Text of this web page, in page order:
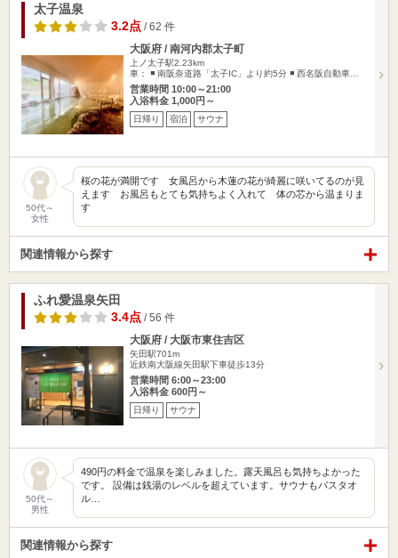
太子温泉
3.2点 / 62 件
大阪府 / 南河内郡太子町
上ノ太子駅2.23km
車： ◾️ 南阪奈道路「太子IC」より約5分 ◾️ 西名阪自動車…
営業時間 10:00～21:00
入浴料金 1,000円～
日帰り 宿泊 サウナ
50代～
女性
桜の花が満開です 女風呂から木蓮の花が綺麗に咲いてるのが見
えます お風呂もとても気持ちよく入れて 体の芯から温まりま
す
関連情報から探す
ふれ愛温泉矢田
3.4点 / 56 件
大阪府 / 大阪市東住吉区
矢田駅701m
近鉄南大阪線矢田駅下車徒歩13分
営業時間 6:00～23:00
入浴料金 600円～
日帰り サウナ
50代～
男性
490円の料金で温泉を楽しみました。露天風呂も気持ちよかった
です。 設備は銭湯のレベルを超えています。サウナもバスタオ
ル…
関連情報から探す